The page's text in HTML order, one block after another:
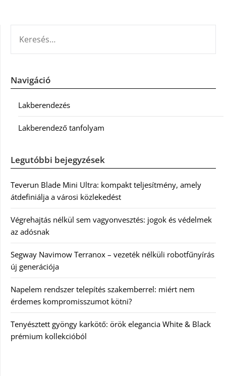
Navigáció
Lakberendezés
Lakberendező tanfolyam
Legutóbbi bejegyzések
Teverun Blade Mini Ultra: kompakt teljesítmény, amely
átdefiniálja a városi közlekedést
Végrehajtás nélkül sem vagyonvesztés: jogok és védelmek
az adósnak
Segway Navimow Terranox – vezeték nélküli robotfűnyírás
új generációja
Napelem rendszer telepítés szakemberrel: miért nem
érdemes kompromisszumot kötni?
Tenyésztett gyöngy karkötő: örök elegancia White & Black
prémium kollekcióból